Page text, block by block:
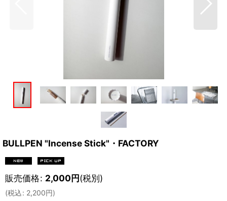
BULLPEN "Incense Stick"・FACTORY
販売価格: 2,000円(税別)
(税込: 2,200円)